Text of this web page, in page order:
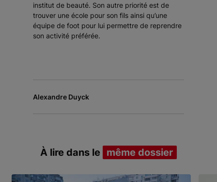
institut de beauté. Son autre priorité est de
trouver une école pour son fils ainsi qu’une
équipe de foot pour lui permettre de reprendre
son activité préférée.
Alexandre Duyck
À lire dans le même dossier